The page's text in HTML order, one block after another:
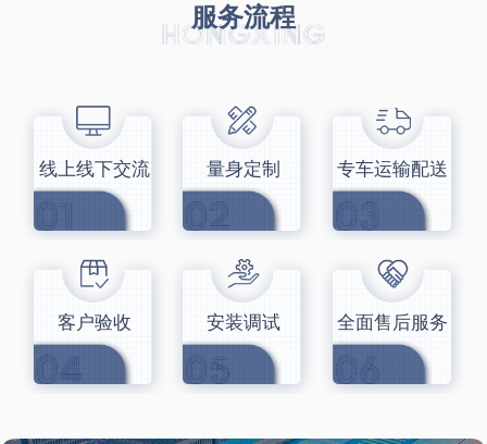
服务流程
线上线下交流 量身定制 专车运输配送
客户验收 安装调试 全面售后服务